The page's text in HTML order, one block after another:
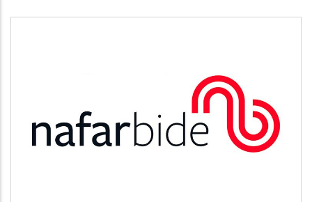
NAFARBIDE
Otros